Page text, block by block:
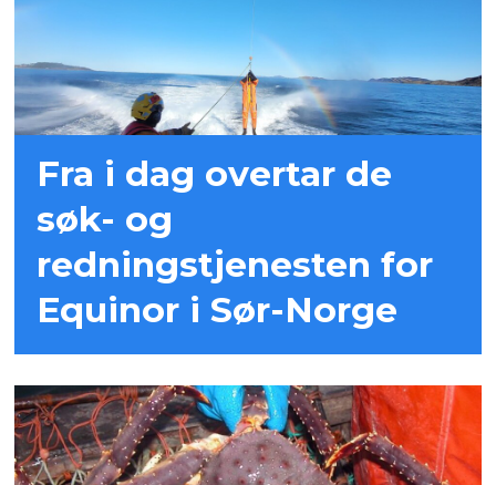
Fra i dag overtar de
søk- og
redningstjenesten for
Equinor i Sør-Norge